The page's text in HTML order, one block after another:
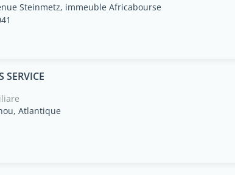
Steinmetz, immeuble Africabourse
SERVICE
Atlantique